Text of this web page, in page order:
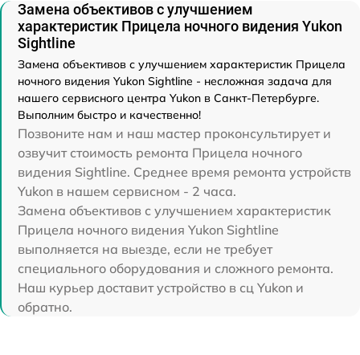
Замена объективов с улучшением
характеристик Прицела ночного видения Yukon
Sightline
Замена объективов с улучшением характеристик Прицела
ночного видения Yukon Sightline - несложная задача для
нашего сервисного центра Yukon в Санкт-Петербурге.
Выполним быстро и качественно!
Позвоните нам и наш мастер проконсультирует и
озвучит стоимость ремонта Прицела ночного
видения Sightline. Среднее время ремонта устройств
Yukon в нашем сервисном - 2 часа.
Замена объективов с улучшением характеристик
Прицела ночного видения Yukon Sightline
выполняется на выезде, если не требует
специального оборудования и сложного ремонта.
Наш курьер доставит устройство в сц Yukon и
обратно.